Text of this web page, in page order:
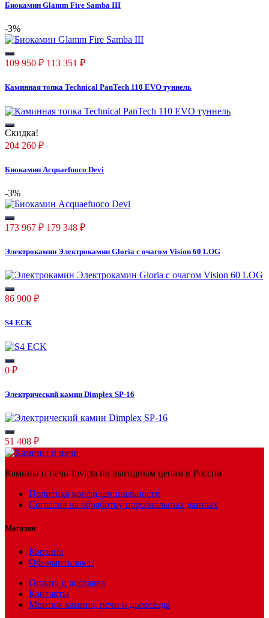
Биокамин Glamm Fire Samba III
-3%
109 950 ₽ 113 351 ₽
Каминная топка Technical PanTech 110 EVO туннель
Скидка!
204 260 ₽
Биокамин Acquaefuoco Devi
-3%
173 967 ₽ 179 348 ₽
Электрокамин Электрокамин Gloria с очагом Vision 60 LOG
86 900 ₽
S4 ECK
0 ₽
Электрический камин Dimplex SP-16
51 408 ₽
Камины и печи Invicta по выгодным ценам в России
Политика конфиденциальности
Согласие на обработку персональных данных
Магазин
Корзина
Оформить заказ
Оплата и доставка
Контакты
Монтаж камина, печи и дымохода